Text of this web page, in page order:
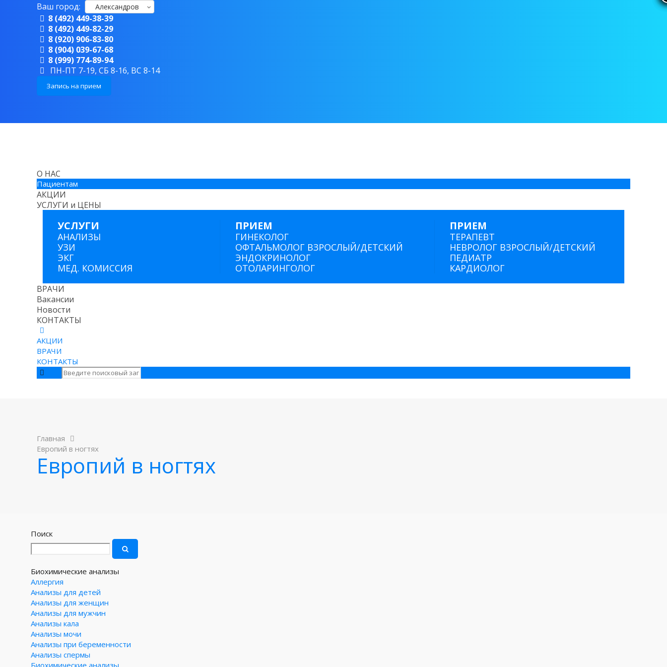
Ваш город: Александров
8 (492) 449-38-39
8 (492) 449-82-29
8 (920) 906-83-80
8 (904) 039-67-68
8 (999) 774-89-94
ПН-ПТ 7-19, СБ 8-16, ВС 8-14
Запись на прием
О НАС
Пациентам
АКЦИИ
УСЛУГИ и ЦЕНЫ
УСЛУГИ
АНАЛИЗЫ
УЗИ
ЭКГ
МЕД. КОМИССИЯ
ПРИЕМ
ГИНЕКОЛОГ
ОФТАЛЬМОЛОГ ВЗРОСЛЫЙ/ДЕТСКИЙ
ЭНДОКРИНОЛОГ
ОТОЛАРИНГОЛОГ
ПРИЕМ
ТЕРАПЕВТ
НЕВРОЛОГ ВЗРОСЛЫЙ/ДЕТСКИЙ
ПЕДИАТР
КАРДИОЛОГ
ВРАЧИ
Вакансии
Новости
КОНТАКТЫ
АКЦИИ
ВРАЧИ
КОНТАКТЫ
Главная
Европий в ногтях
Европий в ногтях
Поиск
Биохимические анализы
Аллергия
Анализы для детей
Анализы для женщин
Анализы для мужчин
Анализы кала
Анализы мочи
Анализы при беременности
Анализы спермы
Биохимические анализы